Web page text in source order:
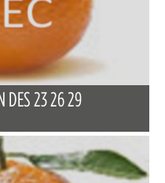
DES 23 26 29